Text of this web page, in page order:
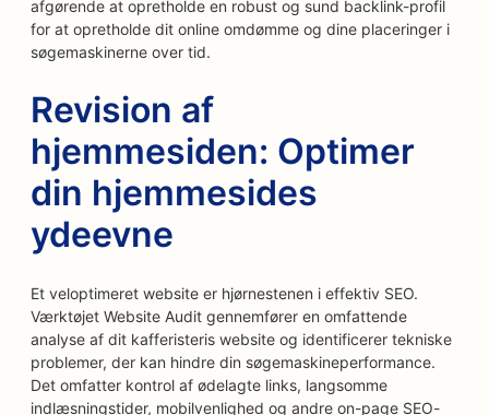
afgørende at opretholde en robust og sund backlink-profil
for at opretholde dit online omdømme og dine placeringer i
søgemaskinerne over tid.
Revision af
hjemmesiden: Optimer
din hjemmesides
ydeevne
Et veloptimeret website er hjørnestenen i effektiv SEO.
Værktøjet Website Audit gennemfører en omfattende
analyse af dit kafferisteris website og identificerer tekniske
problemer, der kan hindre din søgemaskineperformance.
Det omfatter kontrol af ødelagte links, langsomme
indlæsningstider, mobilvenlighed og andre on-page SEO-